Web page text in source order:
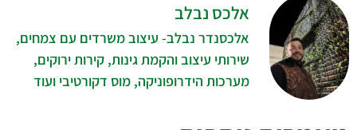
אלכס נבלב
אלכסנדר נבלב- עיצוב משרדים עם צמחים,
שירותי עיצוב והקמת גינות, קירות ירוקים,
מערכות הידרופוניקה, מוס דקורטיבי ועוד